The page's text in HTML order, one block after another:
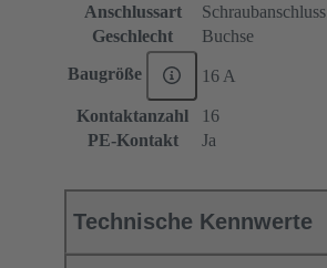
Anschlussart
Schraubanschluss
Geschlecht
Buchse
Baugröße 16 A
Kontaktanzahl
16
PE-Kontakt
Ja
Technische Kennwerte